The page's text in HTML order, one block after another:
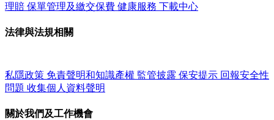
理賠 保單管理及繳交保費 健康服務 下載中心
法律與法規相關
私隱政策 免責聲明和知識產權 監管披露 保安提示 回報安全性
問題 收集個人資料聲明
關於我們及工作機會